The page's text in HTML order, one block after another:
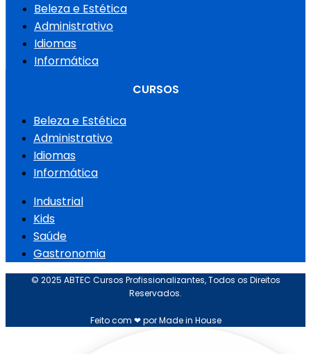
Beleza e Estética
Administrativo
Idiomas
Informática
CURSOS
Beleza e Estética
Administrativo
Idiomas
Informática
Industrial
Kids
Saúde
Gastronomia
© 2025 ABTEC Cursos Profissionalizantes, Todos os Direitos
Reservados.
Feito com ❤ por Made in House